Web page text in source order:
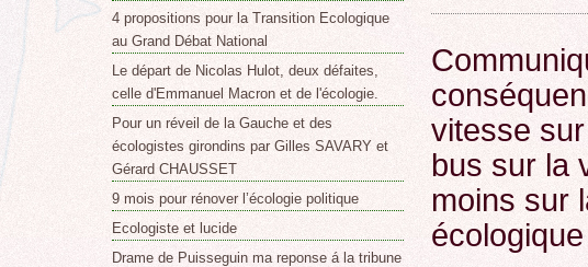
vitesse
bus sur la
moins sur
écologique
4 propositions pour la Transition Ecologique
au Grand Débat National
Le départ de Nicolas Hulot, deux défaites,
celle d'Emmanuel Macron et de l'écologie.
Pour un réveil de la Gauche et des
écologistes girondins par Gilles SAVARY et
Gérard CHAUSSET
9 mois pour rénover l’écologie politique
Ecologiste et lucide
Drame de Puisseguin ma reponse á la tribune